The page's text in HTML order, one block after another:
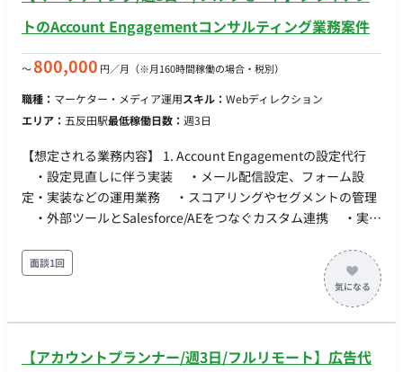
実行・改善 ・Redash／内部DBを用いた指標モニタリングと施
策仮説の立案 ・開発・デザイン・CS・コミュニティなど他部署
との横断連携 ・経営／現場それぞれに最適化された週次・月次
トのAccount Engagementコンサルティング業務案件
〜800,000 円／月 （※月160時間稼働の場合・税別）
職種： マーケター・メディア運用スキル： Webディレクション
エリア： 五反田駅最低稼働日数： 週3日
【想定される業務内容】 1. Account Engagementの設定代行
・設定見直しに伴う実装 ・メール配信設定、フォーム設
定・実装などの運用業務 ・スコアリングやセグメントの管理
・外部ツールとSalesforce/AEをつなぐカスタム連携 ・実装
Salesforce（SFDC）との連携支援 ・キャンペーン階層やリー
ドステータスの設計 ・データ連携のトラブルシュート ・サ
ンドボックス環境での開発、設定代行 ・実装計画やテスト計
画などのドキュメンテーション ・オブジェクト構造を踏まえ
スキル】 ■必須スキル ・Salesforce運用設計・設定経験（キ
面談1回
【アカウントプランナー/週3日/フルリモート】広告代